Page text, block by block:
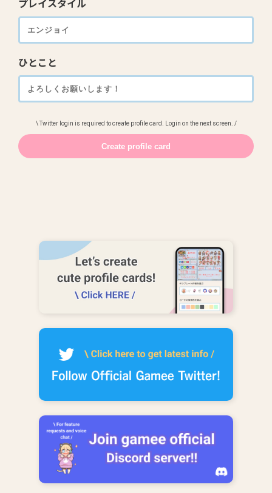
プレイスタイル
ひとこと
\ Twitter login is required to create profile card. Login on the next screen. /